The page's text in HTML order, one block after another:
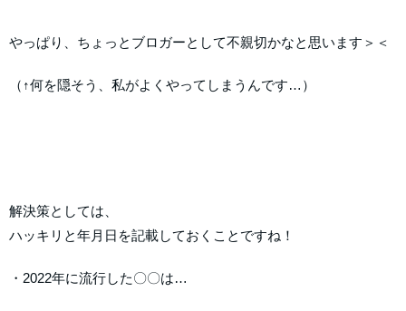
やっぱり、ちょっとブロガーとして不親切かなと思います＞＜
（↑何を隠そう、私がよくやってしまうんです…）
解決策としては、
ハッキリと年月日を記載しておくことですね！
・2022年に流行した〇〇は…